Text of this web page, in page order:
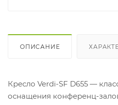
ОПИСАНИЕ
Кресло Verdi-SF D655 —
оснащения конференц-